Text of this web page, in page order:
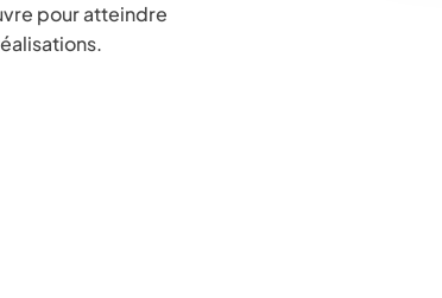
pour atteindre